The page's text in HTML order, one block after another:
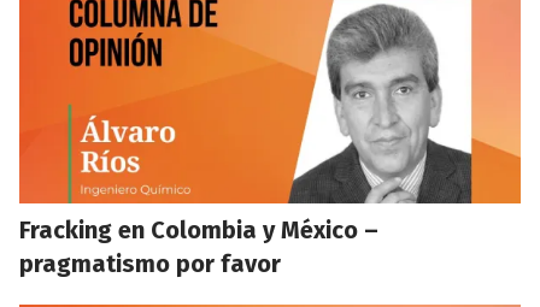
Fracking en Colombia y México –
pragmatismo por favor